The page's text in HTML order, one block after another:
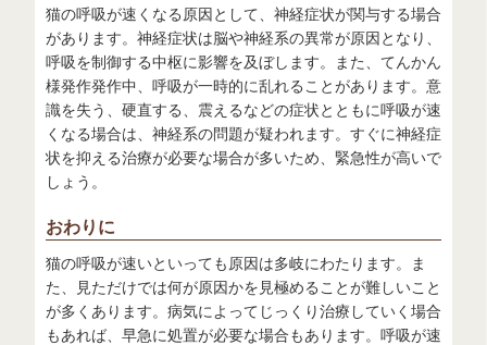
猫の呼吸が速くなる原因として、神経症状が関与する場合
があります。神経症状は脳や神経系の異常が原因となり、
呼吸を制御する中枢に影響を及ぼします。また、てんかん
様発作発作中、呼吸が一時的に乱れることがあります。意
識を失う、硬直する、震えるなどの症状とともに呼吸が速
くなる場合は、神経系の問題が疑われます。すぐに神経症
状を抑える治療が必要な場合が多いため、緊急性が高いで
しょう。
おわりに
猫の呼吸が速いといっても原因は多岐にわたります。ま
た、見ただけでは何が原因かを見極めることが難しいこと
が多くあります。病気によってじっくり治療していく場合
もあれば、早急に処置が必要な場合もあります。呼吸が速